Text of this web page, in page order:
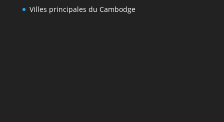
Villes principales du Cambodge